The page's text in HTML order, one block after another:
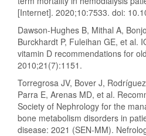
[Internet]. 2020;10:7533. doi:
Dawson-Hughes B, Mithal A,
Burckhardt P, Fuleihan GE, et al.
vitamin D recommendations for
2010;21(7):1151.
Torregrosa JV, Bover J,
Parra E, Arenas MD, et al.
Society of Nephrology for the
bone metabolism disorders in
disease: 2021 (SEN-MM).